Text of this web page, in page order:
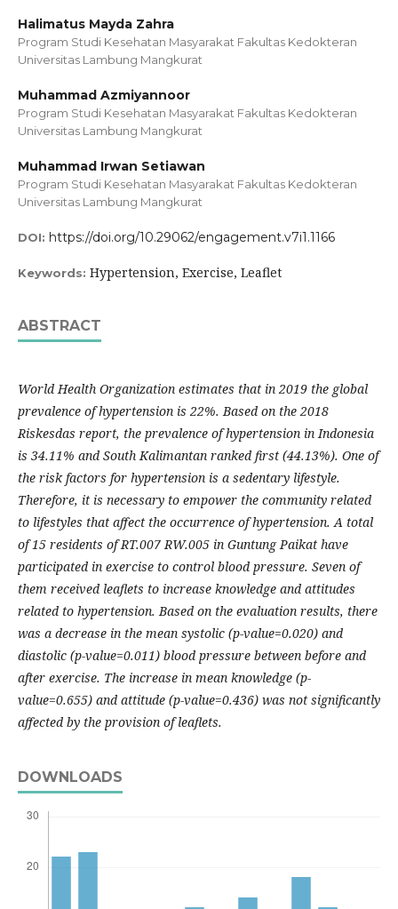
Halimatus Mayda Zahra
Program Studi Kesehatan Masyarakat Fakultas Kedokteran
Universitas Lambung Mangkurat
Muhammad Azmiyannoor
Program Studi Kesehatan Masyarakat Fakultas Kedokteran
Universitas Lambung Mangkurat
Muhammad Irwan Setiawan
Program Studi Kesehatan Masyarakat Fakultas Kedokteran
Universitas Lambung Mangkurat
DOI: https://doi.org/10.29062/engagement.v7i1.1166
Keywords: Hypertension, Exercise, Leaflet
ABSTRACT
World Health Organization estimates that in 2019 the global
prevalence of hypertension is 22%. Based on the 2018
Riskesdas report, the prevalence of hypertension in Indonesia
is 34.11% and South Kalimantan ranked first (44.13%). One of
the risk factors for hypertension is a sedentary lifestyle.
Therefore, it is necessary to empower the community related
to lifestyles that affect the occurrence of hypertension. A total
of 15 residents of RT.007 RW.005 in Guntung Paikat have
participated in exercise to control blood pressure. Seven of
them received leaflets to increase knowledge and attitudes
related to hypertension. Based on the evaluation results, there
was a decrease in the mean systolic (p-value=0.020) and
diastolic (p-value=0.011) blood pressure between before and
after exercise. The increase in mean knowledge (p-
value=0.655) and attitude (p-value=0.436) was not significantly
affected by the provision of leaflets.
DOWNLOADS